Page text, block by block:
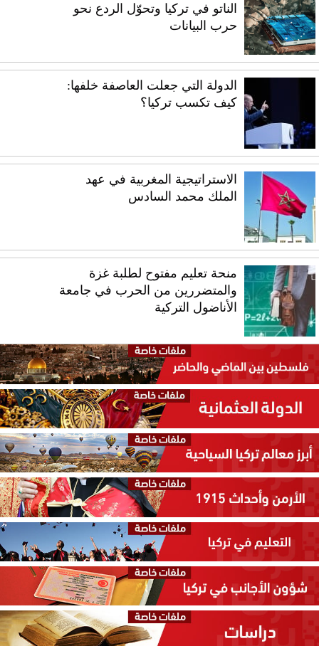
الناتو في تركيا وتحوّل الردع نحو
حرب البيانات
الدولة التي جعلت العاصفة خلفها:
كيف تكسب تركيا؟
الاستراتيجية المغربية في عهد
الملك محمد السادس
منحة تعليم مفتوح لطلبة غزة
والمتضررين من الحرب في جامعة
الأناضول التركية